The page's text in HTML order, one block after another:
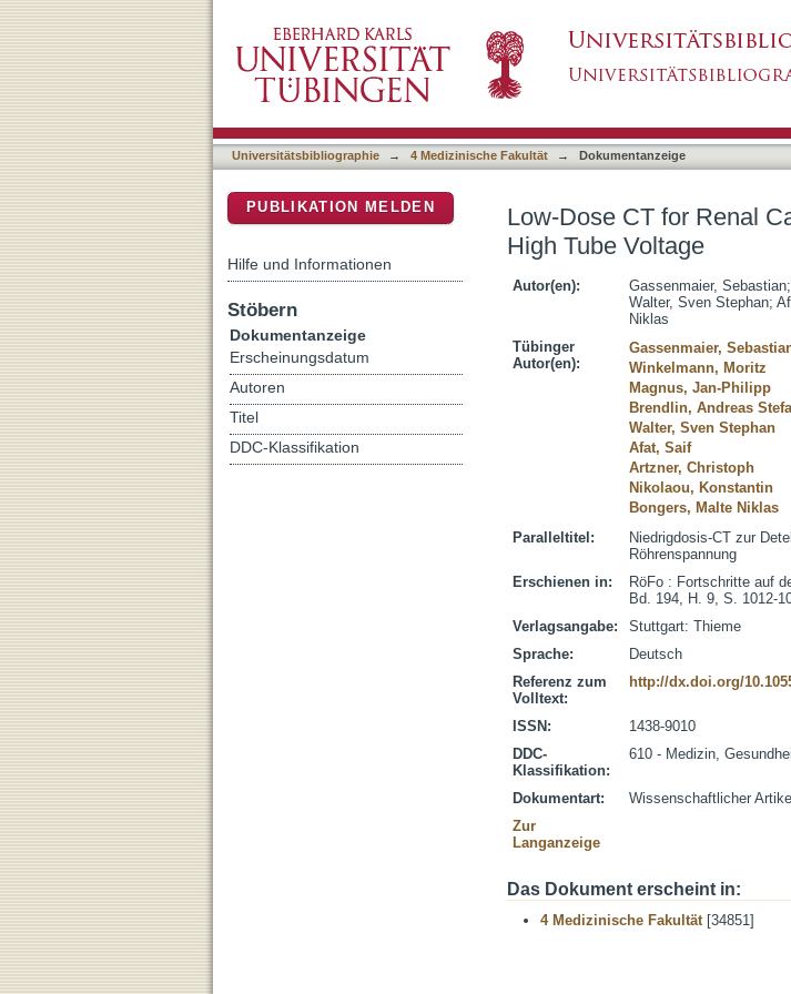
Universitätsbibliographie → 4 Medizinische Fakultät → Dokumentanzeige
Low-Dose CT for Renal
High Tube Voltage
Autor(en): Gassenmaier, Sebastian;
Walter, Sven Stephan;
Niklas
Tübinger
Autor(en):
Gassenmaier,
Winkelmann, Moritz
Magnus, Jan-Philipp
Brendlin, Andreas
Walter, Sven Stephan
Afat, Saif
Artzner, Christoph
Nikolaou, Konstantin
Bongers, Malte Niklas
Paralleltitel:
Niedrigdosis-CT zur
Röhrenspannung
Erschienen in:
RöFo : Fortschritte auf
Bd. 194, H. 9, S. 1012-
Verlagsangabe:
Stuttgart: Thieme
Sprache:
Deutsch
Referenz zum
Volltext:
http://dx.doi.org/
ISSN:
1438-9010
DDC-
Klassifikation:
610 - Medizin,
Dokumentart:
Wissenschaftlicher Artikel
Zur
Langanzeige
Das Dokument erscheint in:
4 Medizinische Fakultät[34851]
PUBLIKATION MELDEN
Hilfe und Informationen
Stöbern
Dokumentanzeige
Erscheinungsdatum
Autoren
Titel
DDC-Klassifikation